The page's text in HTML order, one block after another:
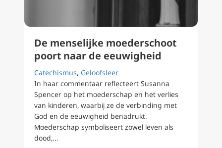
De menselijke moederschoot
poort naar de eeuwigheid
Catechismus, Geloofsleer
In haar commentaar reflecteert Susanna
Spencer op het moederschap en het verlies
van kinderen, waarbij ze de verbinding met
God en de eeuwigheid benadrukt.
Moederschap symboliseert zowel leven als
dood,...